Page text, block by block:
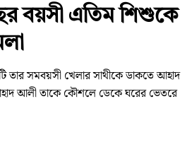
বয়সী এতিম শিশুকে
তার সমবয়সী খেলার সাথীকে ডাকতে আহাদ
আলী তাকে কৌশলে ডেকে ঘরের ভেতরে